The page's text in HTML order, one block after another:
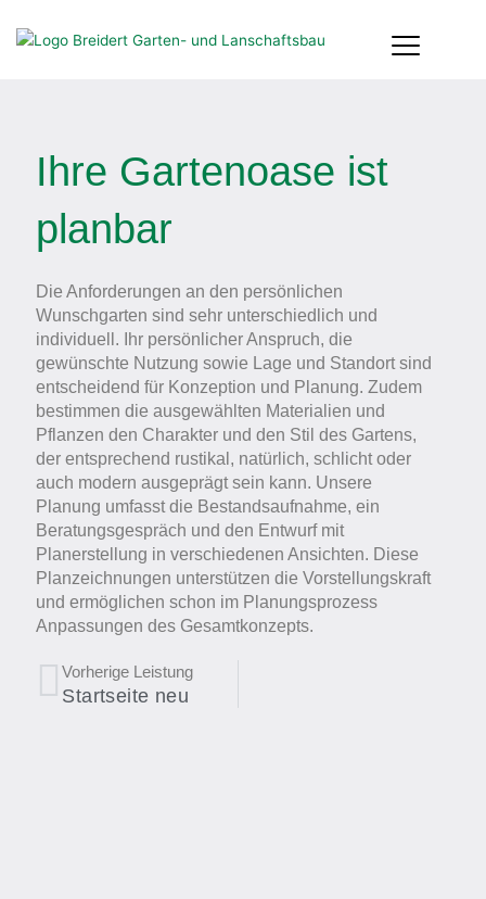
Inhalt
Ihre Gartenoase ist
planbar
Die Anforderungen an den persönlichen
Wunschgarten sind sehr unterschiedlich und
individuell. Ihr persönlicher Anspruch, die
gewünschte Nutzung sowie Lage und Standort sind
entscheidend für Konzeption und Planung. Zudem
bestimmen die ausgewählten Materialien und
Pflanzen den Charakter und den Stil des Gartens,
der entsprechend rustikal, natürlich, schlicht oder
auch modern ausgeprägt sein kann. Unsere
Planung umfasst die Bestandsaufnahme, ein
Beratungsgespräch und den Entwurf mit
Planerstellung in verschiedenen Ansichten. Diese
Planzeichnungen unterstützen die Vorstellungskraft
und ermöglichen schon im Planungsprozess
Anpassungen des Gesamtkonzepts.
Zurück
Vorherige Leistung
Startseite neu